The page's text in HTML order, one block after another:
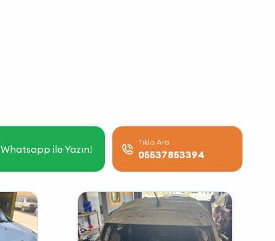
Whatsapp ile Yazın!
Tıkla Ara
05537853394